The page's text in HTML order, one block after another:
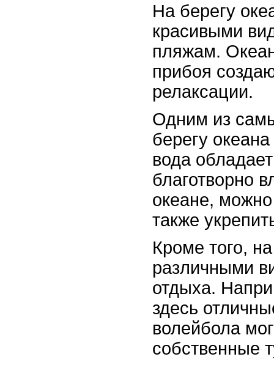
На берегу
красивыми
пляжам.
прибоя
релаксации.
Одним из
берегу
вода
благотворно
океане,
также
Кроме того,
различными
отдыха.
здесь
волейбола
собственные